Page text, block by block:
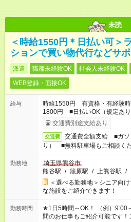
未読
＜時給1550円＊日払い可＞
ションで買い物代行などサ
派遣 職種未経験OK 社会人未経験OK
WEB登録・面接OK
給与
時給1550円 有資格・有経験
1800円 ■日払いOK（規定あ
交通費別途支給あり
交通費
交通費全額支給 ■ガソ
り） ■無料駐車場もご相談く
勤務地
埼玉県熊谷市
熊谷駅 / 籠原駅 / 上熊谷駅 /
＜選べる勤務地＞シニア向
な施設をご紹介できます！
勤務時間
★1日5時間～OK！ （例）9:00
間のお仕事もご紹介可能です